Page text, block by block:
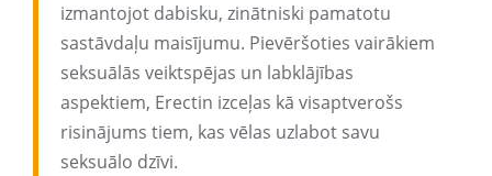
izmantojot dabisku, zinātniski pamatotu
sastāvdaļu maisījumu. Pievēršoties vairākiem
seksuālās veiktspējas un labklājības
aspektiem, Erectin izceļas kā visaptverošs
risinājums tiem, kas vēlas uzlabot savu
seksuālo dzīvi.